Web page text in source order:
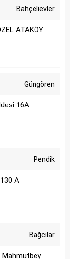
Bahçelievler
ATAKÖY
Güngören
16A
Pendik
A
Bağcılar
Mahmutbey